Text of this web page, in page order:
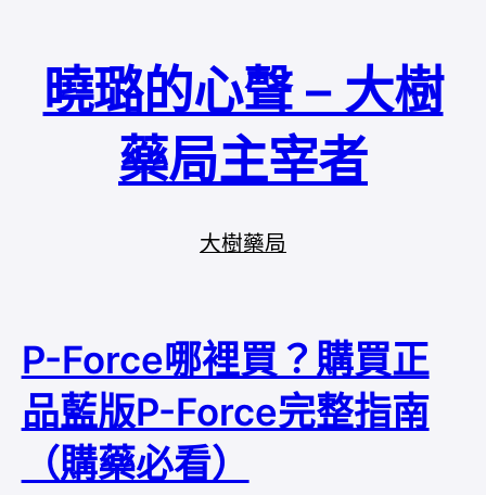
曉璐的心聲 – 大樹
藥局主宰者
大樹藥局
P-Force哪裡買？購買正
品藍版P-Force完整指南
（購藥必看）